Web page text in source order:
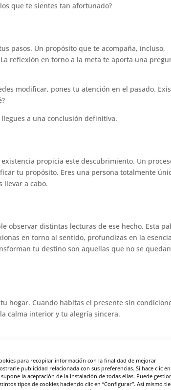
para recopilar información con la finalidad de mejorar
publicidad relacionada con sus preferencias. Si hace clic
la aceptación de la instalación de todas ellas. Puede
tipos de cookies haciendo clic en “Configurar”. Así mismo
que te sientes tan afortunado?
pasos. Un propósito que te acompaña, incluso,
reflexión en torno a la meta te aporta una
modificar, pones tu atención en el pasado.
a una conclusión definitiva.
propicia este descubrimiento. Un
tu propósito. Eres una persona totalmente
llevar a cabo.
observar distintas lecturas de ese hecho. Esta
en torno al sentido, profundizas en la
tu destino son aquellas que no se
hogar. Cuando habitas el presente sin
calma interior y tu alegría sincera.
poner en perspectiva algunos de los cambios
cuando dejas de evitar aquello que está
a partir de puntos de inflexión que